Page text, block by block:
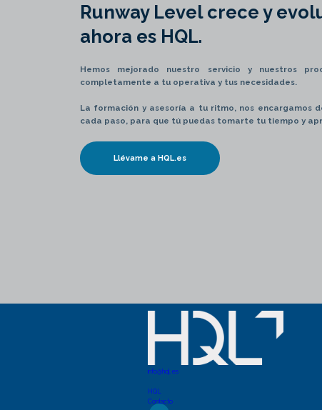
Runway Level crece y
ahora es HQL.
Hemos mejorado nuestro servicio y nuestros
completamente a tu operativa y tus necesidades.
La formación y asesoría a tu ritmo, nos encargamos
cada paso, para que tú puedas tomarte tu tiempo y
Llévame a HQL.es
info@hql.es
HQL
Contacto